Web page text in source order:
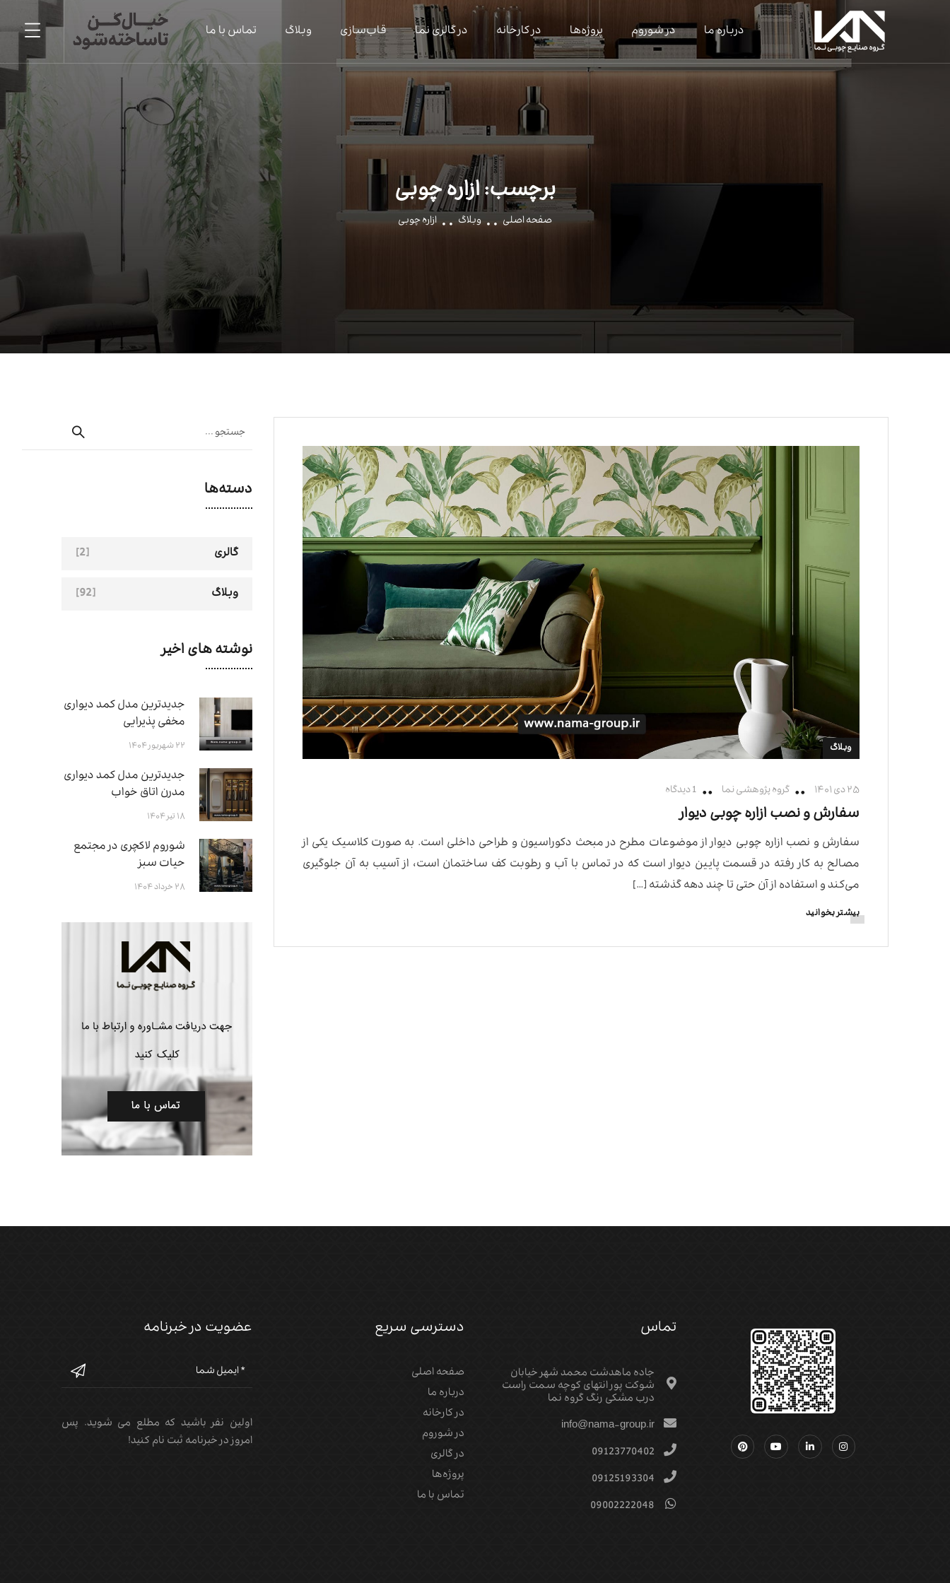
درباره ما در شوروم پروژه‌ها در کارخانه در گالری نما قاب‌سازی وبلاگ تماس با ما
برچسب:ازاره چوبی
صفحه اصلی وبلاگ ازاره چوبی
وبلاگ
۲۵ دی ۱۴۰۱ گروه پژوهشی نما 1 دیدگاه
سفارش و نصب ازاره چوبی دیوار
سفارش و نصب ازاره چوبی دیوار از موضوعات مطرح در مبحث دکوراسیون و طراحی داخلی است. به صورت کلاسیک یکی از
مصالح به کار رفته در قسمت پایین دیوار است که در تماس با آب و رطوبت کف ساختمان است، از آسیب به آن جلوگیری
می‌کند و استفاده از آن حتی تا چند دهه گذشته […]
بیشتر بخوانید
دسته‌ها
گالری [2]
وبلاگ [92]
نوشته های اخیر
جدیدترین مدل کمد دیواری
مخفی پذیرایی
۲۲ شهریور ۱۴۰۴
جدیدترین مدل کمد دیواری
مدرن اتاق خواب
۱۸ تیر ۱۴۰۴
شوروم لاکچری در مجتمع
حیات سبز
۲۸ خرداد ۱۴۰۴
تماس
جاده ماهدشت محمد شهر خیابان
شوکت پور انتهای کوچه سمت راست
درب مشکی رنگ گروه نما
info@nama-group.ir
09123770402
09125193304
09002222048
دسترسی سریع
صفحه اصلی
درباره ما
در کارخانه
در شوروم
در گالری
پروژه‌‌ها
تماس با ما
عضویت در خبرنامه
اولین نفر باشید که مطلع می شوید. پس
امروز در خبرنامه ثبت نام کنید!